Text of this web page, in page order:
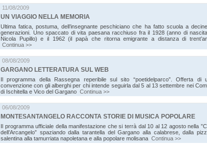
11/08/2009
UN VIAGGIO NELLA MEMORIA
Ultima fatica, postuma, dell’insegnante peschiciano che ha fatto scuola a
generazioni. Uno spaccato di vita paesana racchiuso fra il 1928 (anno di
Nicola Pupillo) e il 1962 (il papà che ritorna emigrante a distanza di
Continua >>
08/08/2009
GARGANO LETTERATURA SUL WEB
Il programma della Rassegna reperibile sul sito “poetidelparco”. Offerta di
convenzione con gli alberghi per chi intende seguirla dal 5 al 13 settembre nei
di Ischitella e Vico del Gargano Continua >>
06/08/2009
MONTESANTANGELO RACCONTA STORIE DI MUSICA POPOLARE
Il programma ufficiale della manifestazione che si terrà dal 10 al 12 agosto nella
dell’Arcangelo” spaziando dalla tarantella del Gargano alla calabrese, dalla
salentina alla tamurriata napoletana e alla popolare molisana Continua >>